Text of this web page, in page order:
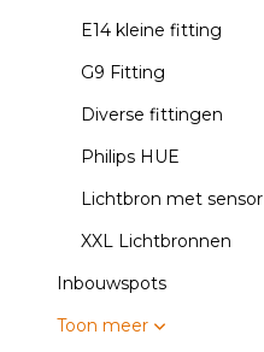
E14 kleine fitting
G9 Fitting
Diverse fittingen
Philips HUE
Lichtbron met sensor
XXL Lichtbronnen
Inbouwspots
Toon meer